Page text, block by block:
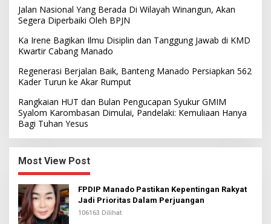
Jalan Nasional Yang Berada Di Wilayah Winangun, Akan
Segera Diperbaiki Oleh BPJN
Ka Irene Bagikan Ilmu Disiplin dan Tanggung Jawab di KMD
Kwartir Cabang Manado
Regenerasi Berjalan Baik, Banteng Manado Persiapkan 562
Kader Turun ke Akar Rumput
Rangkaian HUT dan Bulan Pengucapan Syukur GMIM
Syalom Karombasan Dimulai, Pandelaki: Kemuliaan Hanya
Bagi Tuhan Yesus
Most View Post
FPDIP Manado Pastikan Kepentingan Rakyat
Jadi Prioritas Dalam Perjuangan
106163 Dilihat